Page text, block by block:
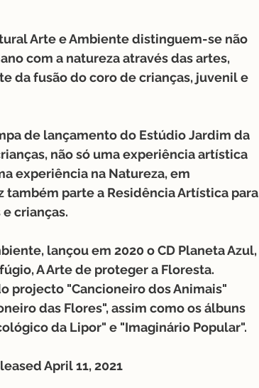
Arte e Ambiente distinguem-se não
com a natureza através das artes,
da fusão do coro de crianças, juvenil e
de lançamento do Estúdio Jardim da
não só uma experiência artística
experiência na Natureza, em
parte a Residência Artística para
crianças.
lançou em 2020 o CD Planeta Azul,
A Arte de proteger a Floresta.
projecto "Cancioneiro dos Animais"
das Flores", assim como os álbuns
da Lipor" e "Imaginário Popular".
April 11, 2021